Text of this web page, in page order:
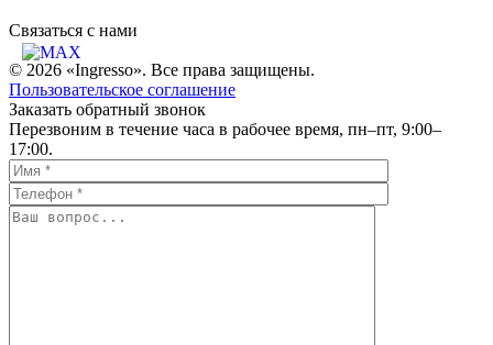
Связаться c нами
© 2026 «Ingresso». Все права защищены.
Пользовательское соглашение
Заказать обратный звонок
Перезвоним в течение часа в рабочее время, пн–пт, 9:00–
17:00.